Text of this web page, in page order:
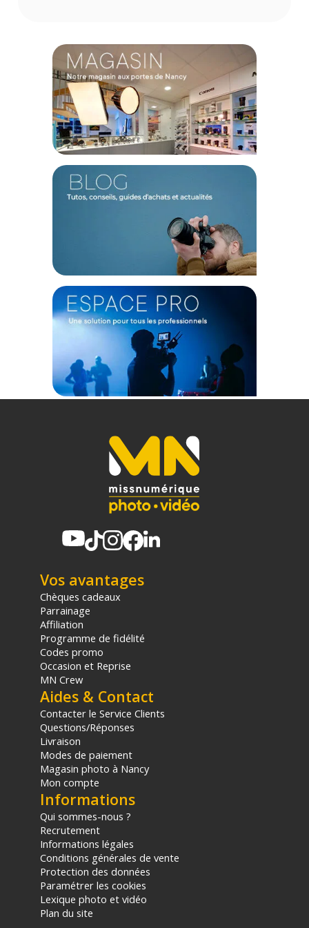
supplémentaire.
Caractéristiques du SmallRig 6363 support pour perche
à selfie 1.5m pour Dji Osmo Action 6 / Nano :
Compatibilité : DJI Osmo Action 6 / Nano
Plage de hauteur : 29 cm à 1.5 m
Matériau : Alliage d'aluminium
Dimensions du produit : 322.0 x 67.0 x 37.0 mm
Poids du produit : 322.6 g +/- 5.0 g
Dimensions de l'emballage : 220.0 x 113.5 x 41.0 mm
Poids de l'emballage : 394.4 g +/- 5.0 g
1x Support pour caméra d'action
1x Support adaptateur à fixation rapide
Offre valable jusqu'au 08-08-2026 inclus.
Code EAN SmallRig 6363 support pour perche à selfie 1.5m
pour Dji Osmo Action 6 / Nano - Accessoires caméra sport -
6941590031132
Garantie 2 ans
(1) Nombre de points Fidélité estimés, hors remises au panier, basé
Vos avantages
Chèques cadeaux
Parrainage
Affiliation
Programme de fidélité
Codes promo
Occasion et Reprise
MN Crew
Aides & Contact
Contacter le Service Clients
Questions/Réponses
Livraison
Modes de paiement
Magasin photo à Nancy
Mon compte
Informations
Qui sommes-nous ?
Recrutement
Informations légales
Conditions générales de vente
Protection des données
Paramétrer les cookies
Lexique photo et vidéo
Plan du site